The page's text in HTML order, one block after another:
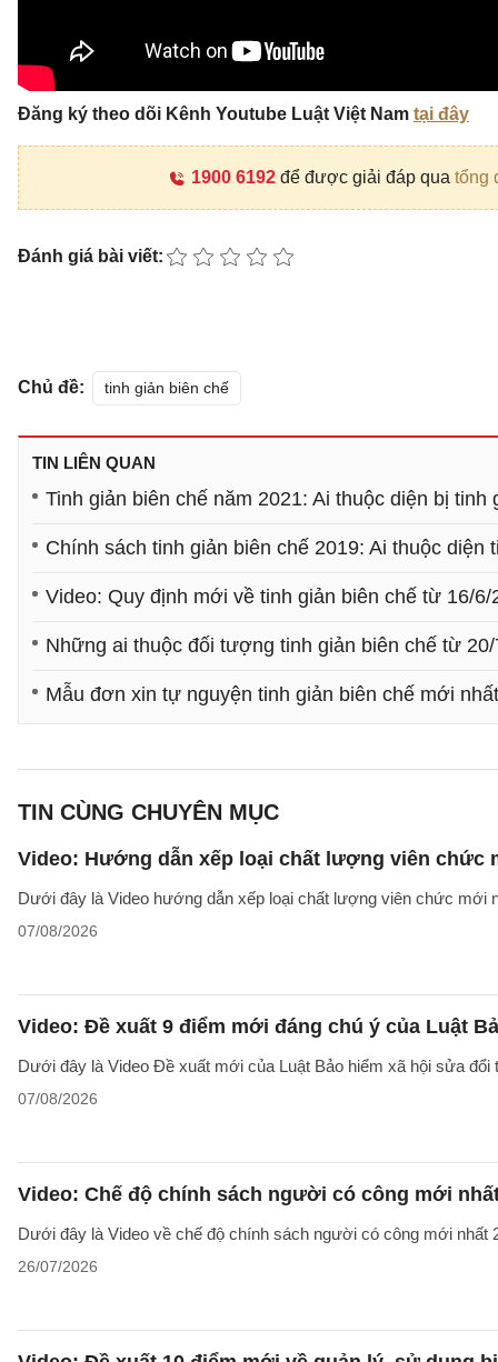
Đăng ký theo dõi Kênh Youtube Luật Việt Nam tại đây
1900 6192để được giải đáp qua tổng
Đánh giá bài viết:
Chủ đề: tinh giản biên chế
TIN LIÊN QUAN
Tinh giản biên chế năm 2021: Ai thuộc diện bị tinh
Chính sách tinh giản biên chế 2019: Ai thuộc diện
Video: Quy định mới về tinh giản biên chế từ 16/6/
Những ai thuộc đối tượng tinh giản biên chế từ
Mẫu đơn xin tự nguyện tinh giản biên chế mới
TIN CÙNG CHUYÊN MỤC
Video: Hướng dẫn xếp loại chất lượng viên chức
Dưới đây là Video hướng dẫn xếp loại chất lượng viên chức mới
07/08/2026
Video: Đề xuất 9 điểm mới đáng chú ý của Luật
Dưới đây là Video Đề xuất mới của Luật Bảo hiểm xã hội sửa
07/08/2026
Video: Chế độ chính sách người có công mới
Dưới đây là Video về chế độ chính sách người có công mới nhất
26/07/2026